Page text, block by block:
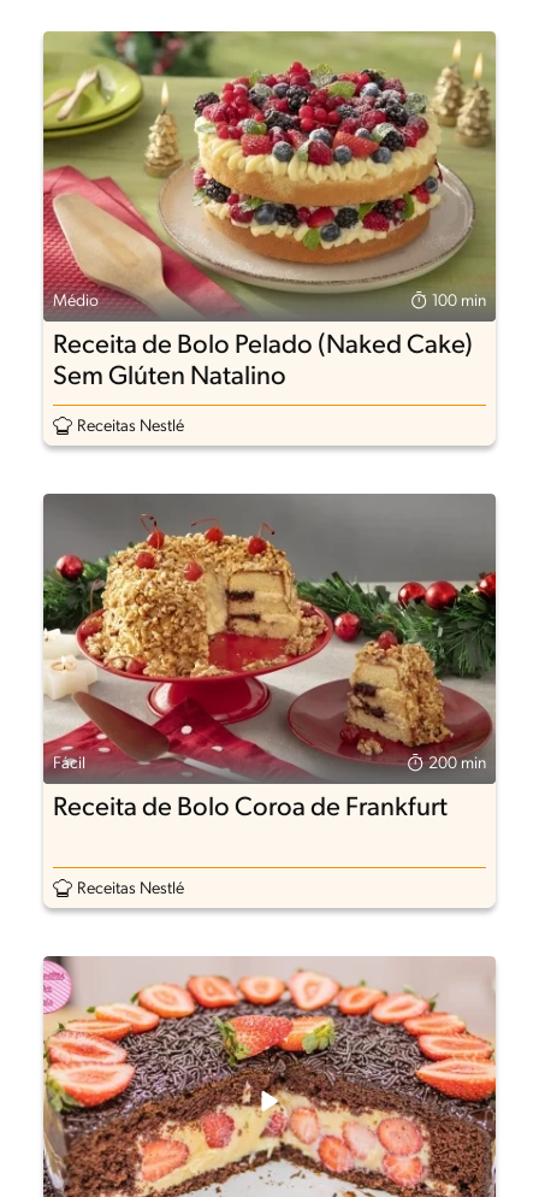
Médio 100 min
Receita de Bolo Pelado (Naked Cake)
Sem Glúten Natalino
Receitas Nestlé
Fácil 200 min
Receita de Bolo Coroa de Frankfurt
Receitas Nestlé